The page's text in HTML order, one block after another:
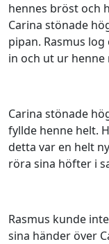
hennes bröst och
Carina stönade
pipan. Rasmus
in och ut ur henne
Carina stönade
fyllde henne helt.
detta var en helt
röra sina höfter i
Rasmus kunde
sina händer över